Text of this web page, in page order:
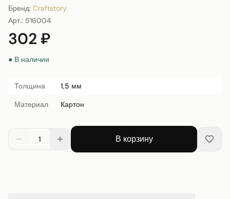
Бренд: Craftstory
Арт.: 516004
302 ₽
● В наличии
Толщина
1,5 мм
Материал
Картон
1 В корзину